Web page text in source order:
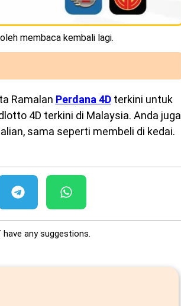
membaca kembali lagi.
Ramalan Perdana 4Dterkini untuk
4D terkini di Malaysia. Anda juga
sama seperti membeli di kedai.
have any suggestions.